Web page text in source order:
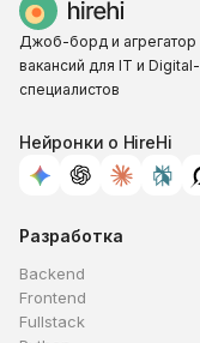
Джоб-борд и агрегатор
вакансий для IT и Digital-
специалистов
Нейронки о HireHi
Разработка
Backend
Frontend
Fullstack